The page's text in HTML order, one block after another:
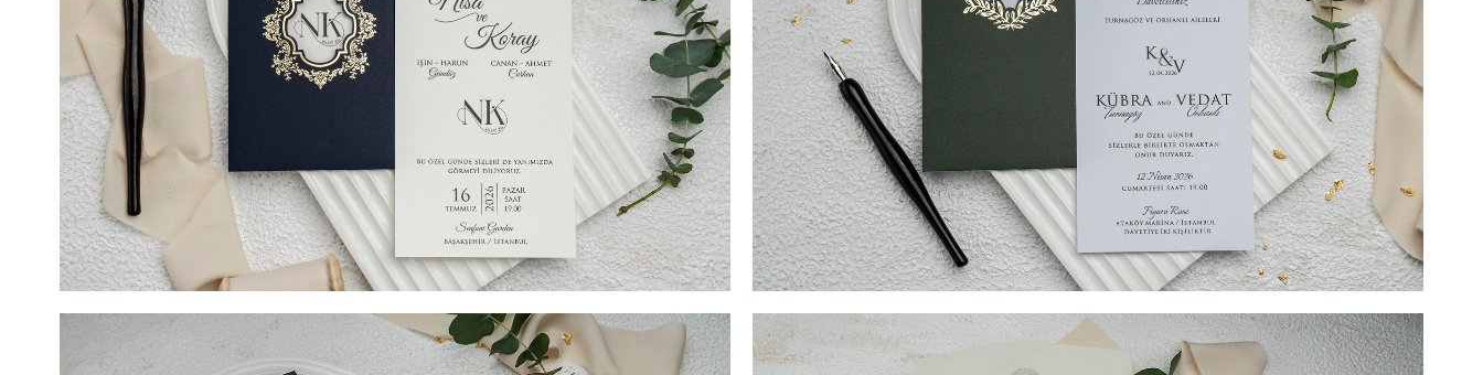
COD- 9162ek / 4,90 LEI (Prețul include tipărirea) + 2 LEI TIPĂRIRE PLIC (Opțional) + 3
LEI SIGILIU CEARĂ (Opțional). DIMENSIUNE 10,7 cm x 17,4 cm. SUPRAFATA DE
TIPARIRE 10,7 cm x 17,4 cm. Invitație de nunta, confectionate dintr-un carton putin
lucios fara striatii, destinat textului. Acesta se introduce intr-o piesa tip buzunar.
COD- 9163ek / 4,90 LEI (Prețul include tipărirea) + 2 LEI TIPĂRIRE PLIC (Opțional) + 3
LEI SIGILIU CEARĂ (Opțional). DIMENSIUNE 10,9 cm x 17,3 cm. SUPRAFATA DE
TIPARIRE 10,9 cm x 17,3 cm. Invitație de nunta, confectionate dintr-un carton putin
lucios fara striatii, destinat textului. Acesta se introduce intr-o piesa tip buzunar.